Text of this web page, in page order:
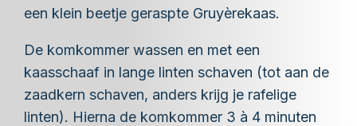
een klein beetje geraspte Gruyèrekaas.
De komkommer wassen en met een
kaasschaaf in lange linten schaven (tot aan de
zaadkern schaven, anders krijg je rafelige
linten). Hierna de komkommer 3 à 4 minuten